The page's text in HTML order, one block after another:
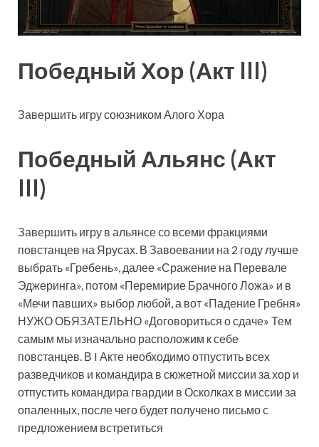
Победный Хор (Акт III)
Завершить игру союзником Алого Хора
Победный Альянс (Акт
III)
Завершить игру в альянсе со всеми фракциями
повстанцев на Ярусах. В Завоевании на 2 году лучше
выбрать «Гребень», далее «Сражение на Перевале
Эджеринга», потом «Перемирие Брачного Ложа» и в
«Мечи павших» выбор любой, а вот «Падение Гребня»
НУЖО ОБЯЗАТЕЛЬНО «Договориться о сдаче» Тем
самым мы изначально расположим к себе
повстанцев. В I Акте необходимо отпустить всех
разведчиков и командира в сюжетной миссии за хор и
отпустить командира гвардии в Осколках в миссии за
опаленных, после чего будет получено письмо с
предложением встретиться